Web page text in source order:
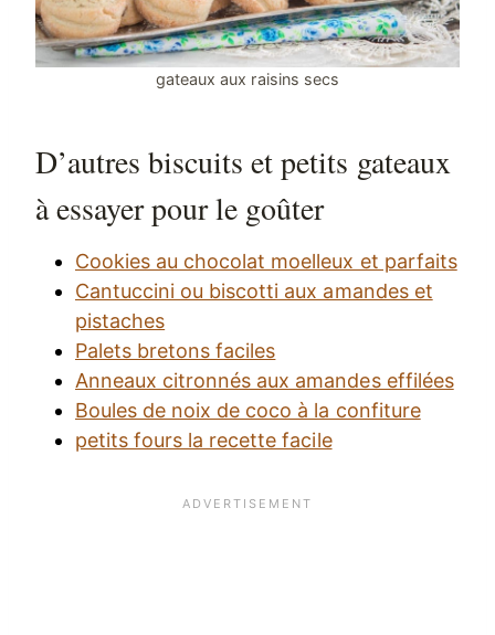
gateaux aux raisins secs
D’autres biscuits et petits gateaux
à essayer pour le goûter
Cookies au chocolat moelleux et parfaits
Cantuccini ou biscotti aux amandes et
pistaches
Palets bretons faciles
Anneaux citronnés aux amandes effilées
Boules de noix de coco à la confiture
petits fours la recette facile